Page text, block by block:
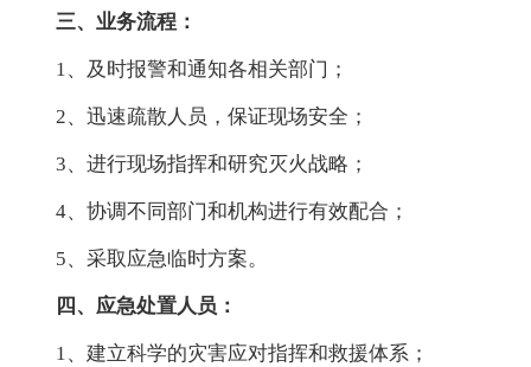
三、业务流程：
1、及时报警和通知各相关部门；
2、迅速疏散人员，保证现场安全；
3、进行现场指挥和研究灭火战略；
4、协调不同部门和机构进行有效配合；
5、采取应急临时方案。
四、应急处置人员：
1、建立科学的灾害应对指挥和救援体系；